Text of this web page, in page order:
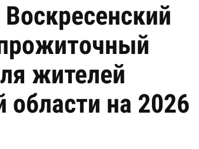
Воскресенский
жителей
области на 2026